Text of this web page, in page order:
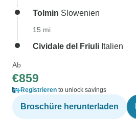
Tolmin Slowenien
15 mi
Cividale del Friuli Italien
Ab
€859
Registrieren to unlock savings
Broschüre herunterladen